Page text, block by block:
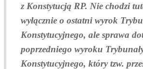
z Konstytucją RP. Nie chodzi
wyłącznie o ostatni wyrok
Konstytucyjnego, ale sprawa
poprzedniego wyroku
Konstytucyjnego, który tzw.